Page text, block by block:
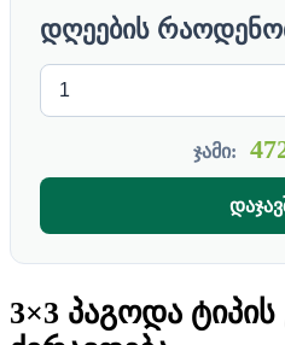
დღეების
ჯამი:
3×3 პაგოდა